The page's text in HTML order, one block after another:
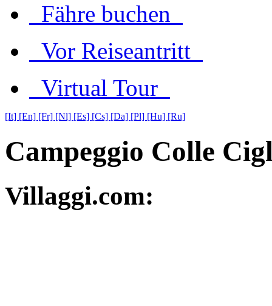
Fähre buchen
Vor Reiseantritt
Virtual Tour
[It] [En] [Fr] [Nl] [Es] [Cs] [Da] [Pl] [Hu] [Ru]
Campeggio Colle
Villaggi.com: